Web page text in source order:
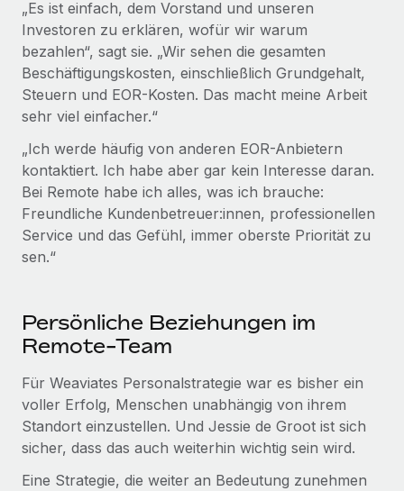
„Es ist einfach, dem Vorstand und unseren
Investoren zu erklären, wofür wir warum
bezahlen“, sagt sie. „Wir sehen die gesamten
Beschäftigungskosten, einschließlich Grundgehalt,
Steuern und EOR-Kosten. Das macht meine Arbeit
sehr viel einfacher.“
„Ich werde häufig von anderen EOR-Anbietern
kontaktiert. Ich habe aber gar kein Interesse daran.
Bei Remote habe ich alles, was ich brauche:
Freundliche Kundenbetreuer:innen, professionellen
Service und das Gefühl, immer oberste Priorität zu
sen.“
Persönliche Beziehungen im
Remote-Team
Für Weaviates Personalstrategie war es bisher ein
voller Erfolg, Menschen unabhängig von ihrem
Standort einzustellen. Und Jessie de Groot ist sich
sicher, dass das auch weiterhin wichtig sein wird.
Eine Strategie, die weiter an Bedeutung zunehmen